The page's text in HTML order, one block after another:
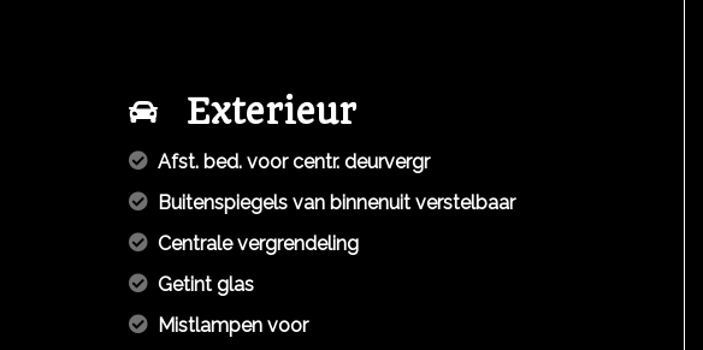
Exterieur
Afst. bed. voor centr. deurvergr
Buitenspiegels van binnenuit verstelbaar
Centrale vergrendeling
Getint glas
Mistlampen voor